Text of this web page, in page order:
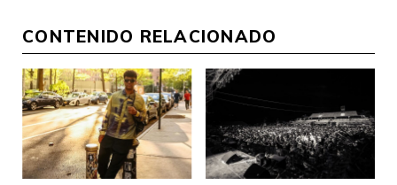
CONTENIDO RELACIONADO